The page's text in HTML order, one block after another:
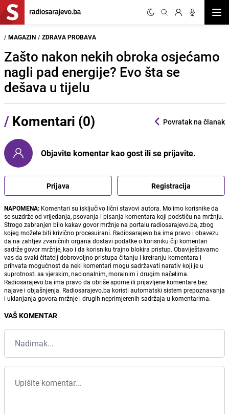
/ MAGAZIN / ZDRAVA PROBAVA
Zašto nakon nekih obroka osjećamo
nagli pad energije? Evo šta se
dešava u tijelu
/ Komentari (0) Povratak na članak
Objavite komentar kao gost ili se prijavite.
Prijava Registracija
NAPOMENA: Komentari su isključivo lični stavovi autora. Molimo korisnike da
se suzdrže od vrijeđanja, psovanja i pisanja komentara koji podstiču na mržnju.
Strogo zabranjen bilo kakav govor mržnje na portalu radiosarajevo.ba, zbog
kojeg možete biti krivično procesuirani. Radiosarajevo.ba ima pravo i obavezu
da na zahtjev zvaničnih organa dostavi podatke o korisniku čiji komentari
sadrže govor mržnje, kao i da korisniku trajno blokira pristup. Obaviještavamo
vas da svaki čitatelj dobrovoljno pristupa čitanju i kreiranju komentara i
prihvata mogućnost da neki komentari mogu sadržavati narativ koji je u
suprotnosti sa vjerskim, nacionalnim, moralnim i drugim načelima.
Radiosarajevo.ba ima pravo da obriše sporne ili prijavljene komentare bez
najave i objašnjenja. Radiosarajevo.ba koristi automatski sistem prepoznavanja
i uklanjanja govora mržnje i drugih neprimjerenih sadržaja u komentarima.
VAŠ KOMENTAR